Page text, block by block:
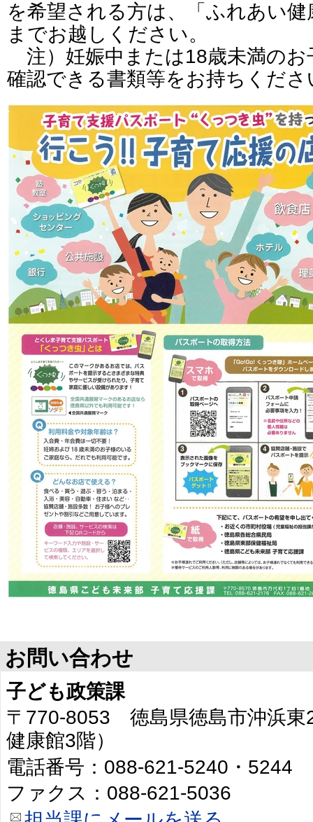
を希望される方は、「ふれあい
までお越しください。
注）妊娠中または18歳未満の
確認できる書類等をお持ちくださ
お問い合わせ
子ども政策課
〒770-8053 徳島県徳島市沖浜東
健康館3階）
電話番号：088-621-5240・5244
ファクス：088-621-5036